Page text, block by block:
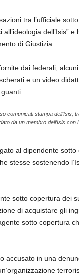
tra l’ufficiale
dell’Isis”
di Giustizia.
dai federali,
e un video
comunicati stampa dell’Isis,
da un membro dell’Isis con
al dipendente
stesse sostenendo
sotto copertura dei
di acquistare gli
sotto copertura
accusato in una